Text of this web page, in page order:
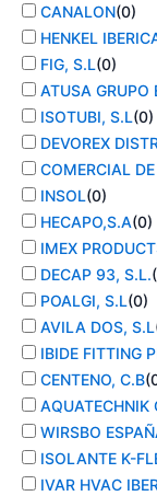
CANALON(0)
HENKEL
FIG, S.L(0)
ATUSA GRUPO
ISOTUBI, S.L(0)
DEVOREX
COMERCIAL
INSOL(0)
HECAPO,S.A(0)
IMEX
DECAP 93, S.L.(
POALGI, S.L(0)
AVILA DOS, S.L
IBIDE FITTING
CENTENO, C.B(
AQUATECHNIK
WIRSBO
ISOLANTE K-
IVAR HVAC